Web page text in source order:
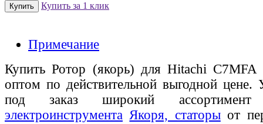
Купить за 1 клик
Примечание
Купить Ротор (якорь) для Hitachi
оптом по действительной выгодной
под заказ широкий
электроинструмента Якоря, статорыот